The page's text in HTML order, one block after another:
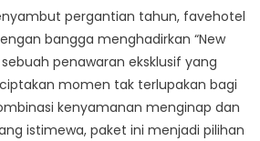
pergantian tahun, favehotel
bangga menghadirkan “New
sebuah penawaran eksklusif yang
momen tak terlupakan bagi
kenyamanan menginap dan
istimewa, paket ini menjadi pilihan